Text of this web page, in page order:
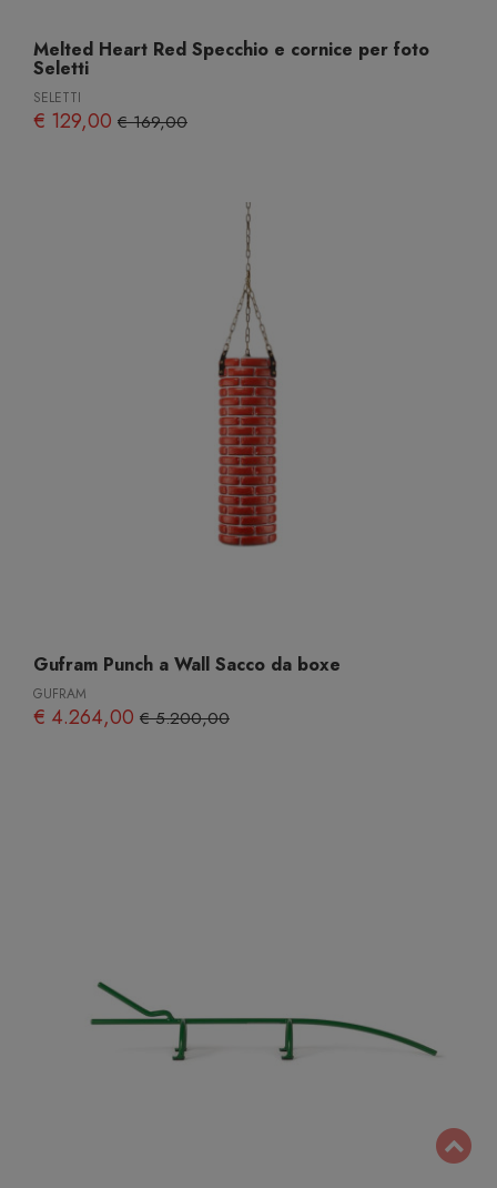
Melted Heart Red Specchio e cornice per foto
Seletti
SELETTI
€ 129,00 € 169,00
Gufram Punch a Wall Sacco da boxe
GUFRAM
€ 4.264,00 € 5.200,00